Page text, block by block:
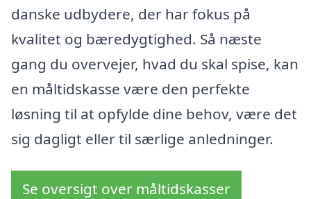
danske udbydere, der har fokus på
kvalitet og bæredygtighed. Så næste
gang du overvejer, hvad du skal spise, kan
en måltidskasse være den perfekte
løsning til at opfylde dine behov, være det
sig dagligt eller til særlige anledninger.
Se oversigt over måltidskasser